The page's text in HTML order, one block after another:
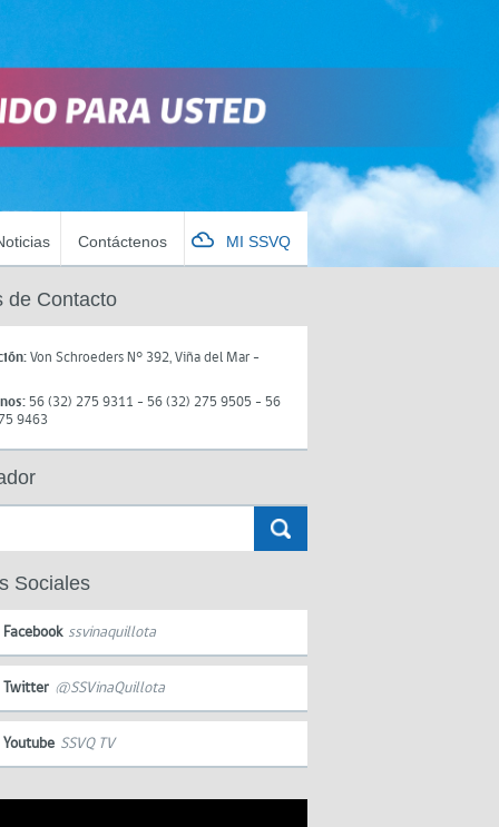
Contáctenos MI SSVQ
de Contacto
Von Schroeders N° 392, Viña del Mar -
56 (32) 275 9311 - 56 (32) 275 9505 - 56
9463
Sociales
Facebook ssvinaquillota
Twitter @SSVinaQuillota
Youtube SSVQ TV